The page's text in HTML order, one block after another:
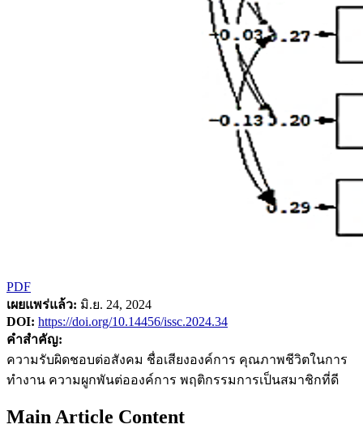
PDF
เผยแพร่แล้ว: มิ.ย. 24, 2024
DOI: https://doi.org/10.14456/issc.2024.34
คำสำคัญ:
ความรับผิดชอบต่อสังคม ชื่อเสียงองค์การ คุณภาพชีวิตในการ
ทำงาน ความผูกพันต่อองค์การ พฤติกรรมการเป็นสมาชิกที่ดี
Main Article Content